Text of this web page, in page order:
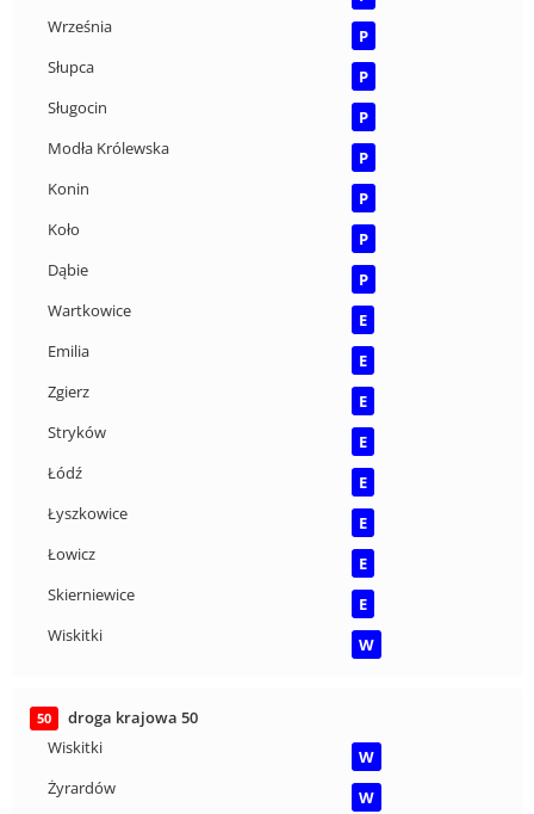
Września
P
Słupca
P
Sługocin
P
Modła Królewska
P
Konin
P
Koło
P
Dąbie
P
Wartkowice
E
Emilia
E
Zgierz
E
Stryków
E
Łódź
E
Łyszkowice
E
Łowicz
E
Skierniewice
E
Wiskitki
W
50
droga krajowa 50
Wiskitki
W
Żyrardów
W